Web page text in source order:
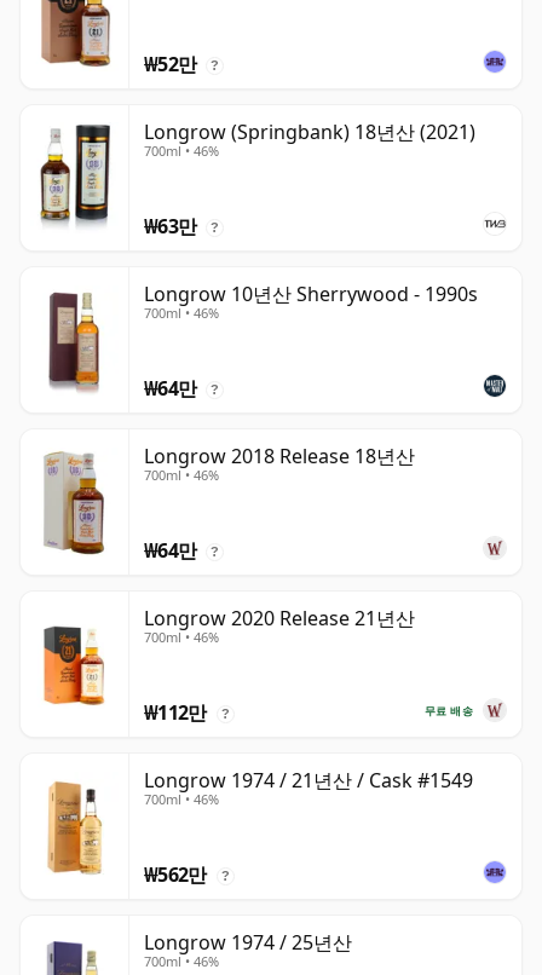
₩52만 ?
Longrow (Springbank) 18년산 (2021)
700ml • 46%
₩63만 ?
Longrow 10년산 Sherrywood - 1990s
700ml • 46%
₩64만 ?
Longrow 2018 Release 18년산
700ml • 46%
₩64만 ?
Longrow 2020 Release 21년산
700ml • 46%
무료 배송
₩112만 ?
Longrow 1974 / 21년산 / Cask #1549
700ml • 46%
₩562만 ?
Longrow 1974 / 25년산
700ml • 46%